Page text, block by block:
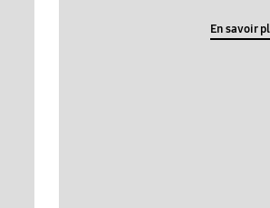
En savoir